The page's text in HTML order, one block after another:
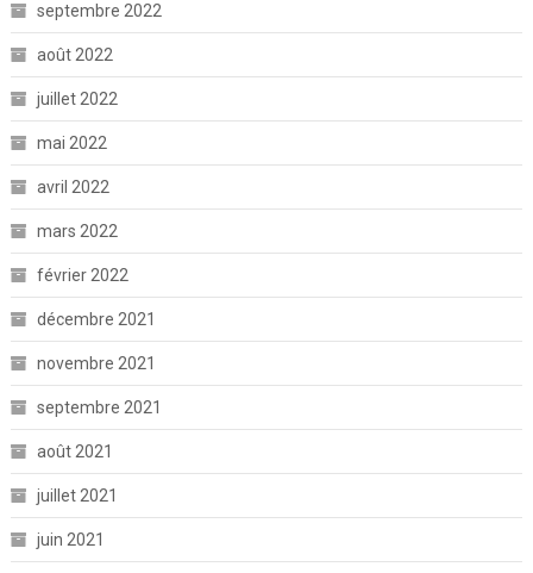
septembre 2022
août 2022
juillet 2022
mai 2022
avril 2022
mars 2022
février 2022
décembre 2021
novembre 2021
septembre 2021
août 2021
juillet 2021
juin 2021